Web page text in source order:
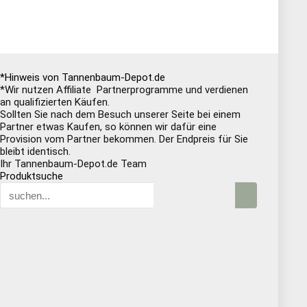
*Hinweis von Tannenbaum-Depot.de
*Wir nutzen Affiliate Partnerprogramme und verdienen
an qualifizierten Käufen.
Sollten Sie nach dem Besuch unserer Seite bei einem
Partner etwas Kaufen, so können wir dafür eine
Provision vom Partner bekommen. Der Endpreis für Sie
bleibt identisch.
Ihr Tannenbaum-Depot.de Team
Produktsuche